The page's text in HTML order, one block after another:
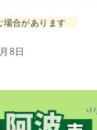
場合があります
8日